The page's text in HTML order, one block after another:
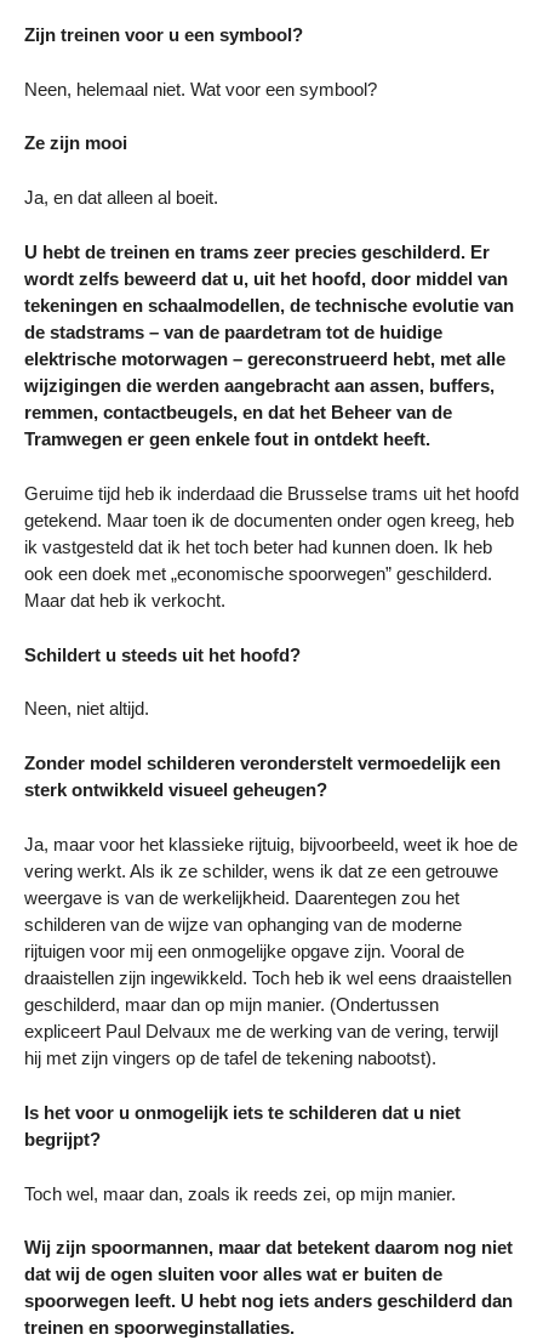
Zijn treinen voor u een symbool?
Neen, helemaal niet. Wat voor een symbool?
Ze zijn mooi
Ja, en dat alleen al boeit.
U hebt de treinen en trams zeer precies geschilderd. Er
wordt zelfs beweerd dat u, uit het hoofd, door middel van
tekeningen en schaalmodellen, de technische evolutie van
de stadstrams – van de paardetram tot de huidige
elektrische motorwagen – gereconstrueerd hebt, met alle
wijzigingen die werden aangebracht aan assen, buffers,
remmen, contactbeugels, en dat het Beheer van de
Tramwegen er geen enkele fout in ontdekt heeft.
Geruime tijd heb ik inderdaad die Brusselse trams uit het hoofd
getekend. Maar toen ik de documenten onder ogen kreeg, heb
ik vastgesteld dat ik het toch beter had kunnen doen. Ik heb
ook een doek met „economische spoorwegen” geschilderd.
Maar dat heb ik verkocht.
Schildert u steeds uit het hoofd?
Neen, niet altijd.
Zonder model schilderen veronderstelt vermoedelijk een
sterk ontwikkeld visueel geheugen?
Ja, maar voor het klassieke rijtuig, bijvoorbeeld, weet ik hoe de
vering werkt. Als ik ze schilder, wens ik dat ze een getrouwe
weergave is van de werkelijkheid. Daarentegen zou het
schilderen van de wijze van ophanging van de moderne
rijtuigen voor mij een onmogelijke opgave zijn. Vooral de
draaistellen zijn ingewikkeld. Toch heb ik wel eens draaistellen
geschilderd, maar dan op mijn manier. (Ondertussen
expliceert Paul Delvaux me de werking van de vering, terwijl
hij met zijn vingers op de tafel de tekening nabootst).
Is het voor u onmogelijk iets te schilderen dat u niet
begrijpt?
Toch wel, maar dan, zoals ik reeds zei, op mijn manier.
Wij zijn spoormannen, maar dat betekent daarom nog niet
dat wij de ogen sluiten voor alles wat er buiten de
spoorwegen leeft. U hebt nog iets anders geschilderd dan
treinen en spoorweginstallaties.